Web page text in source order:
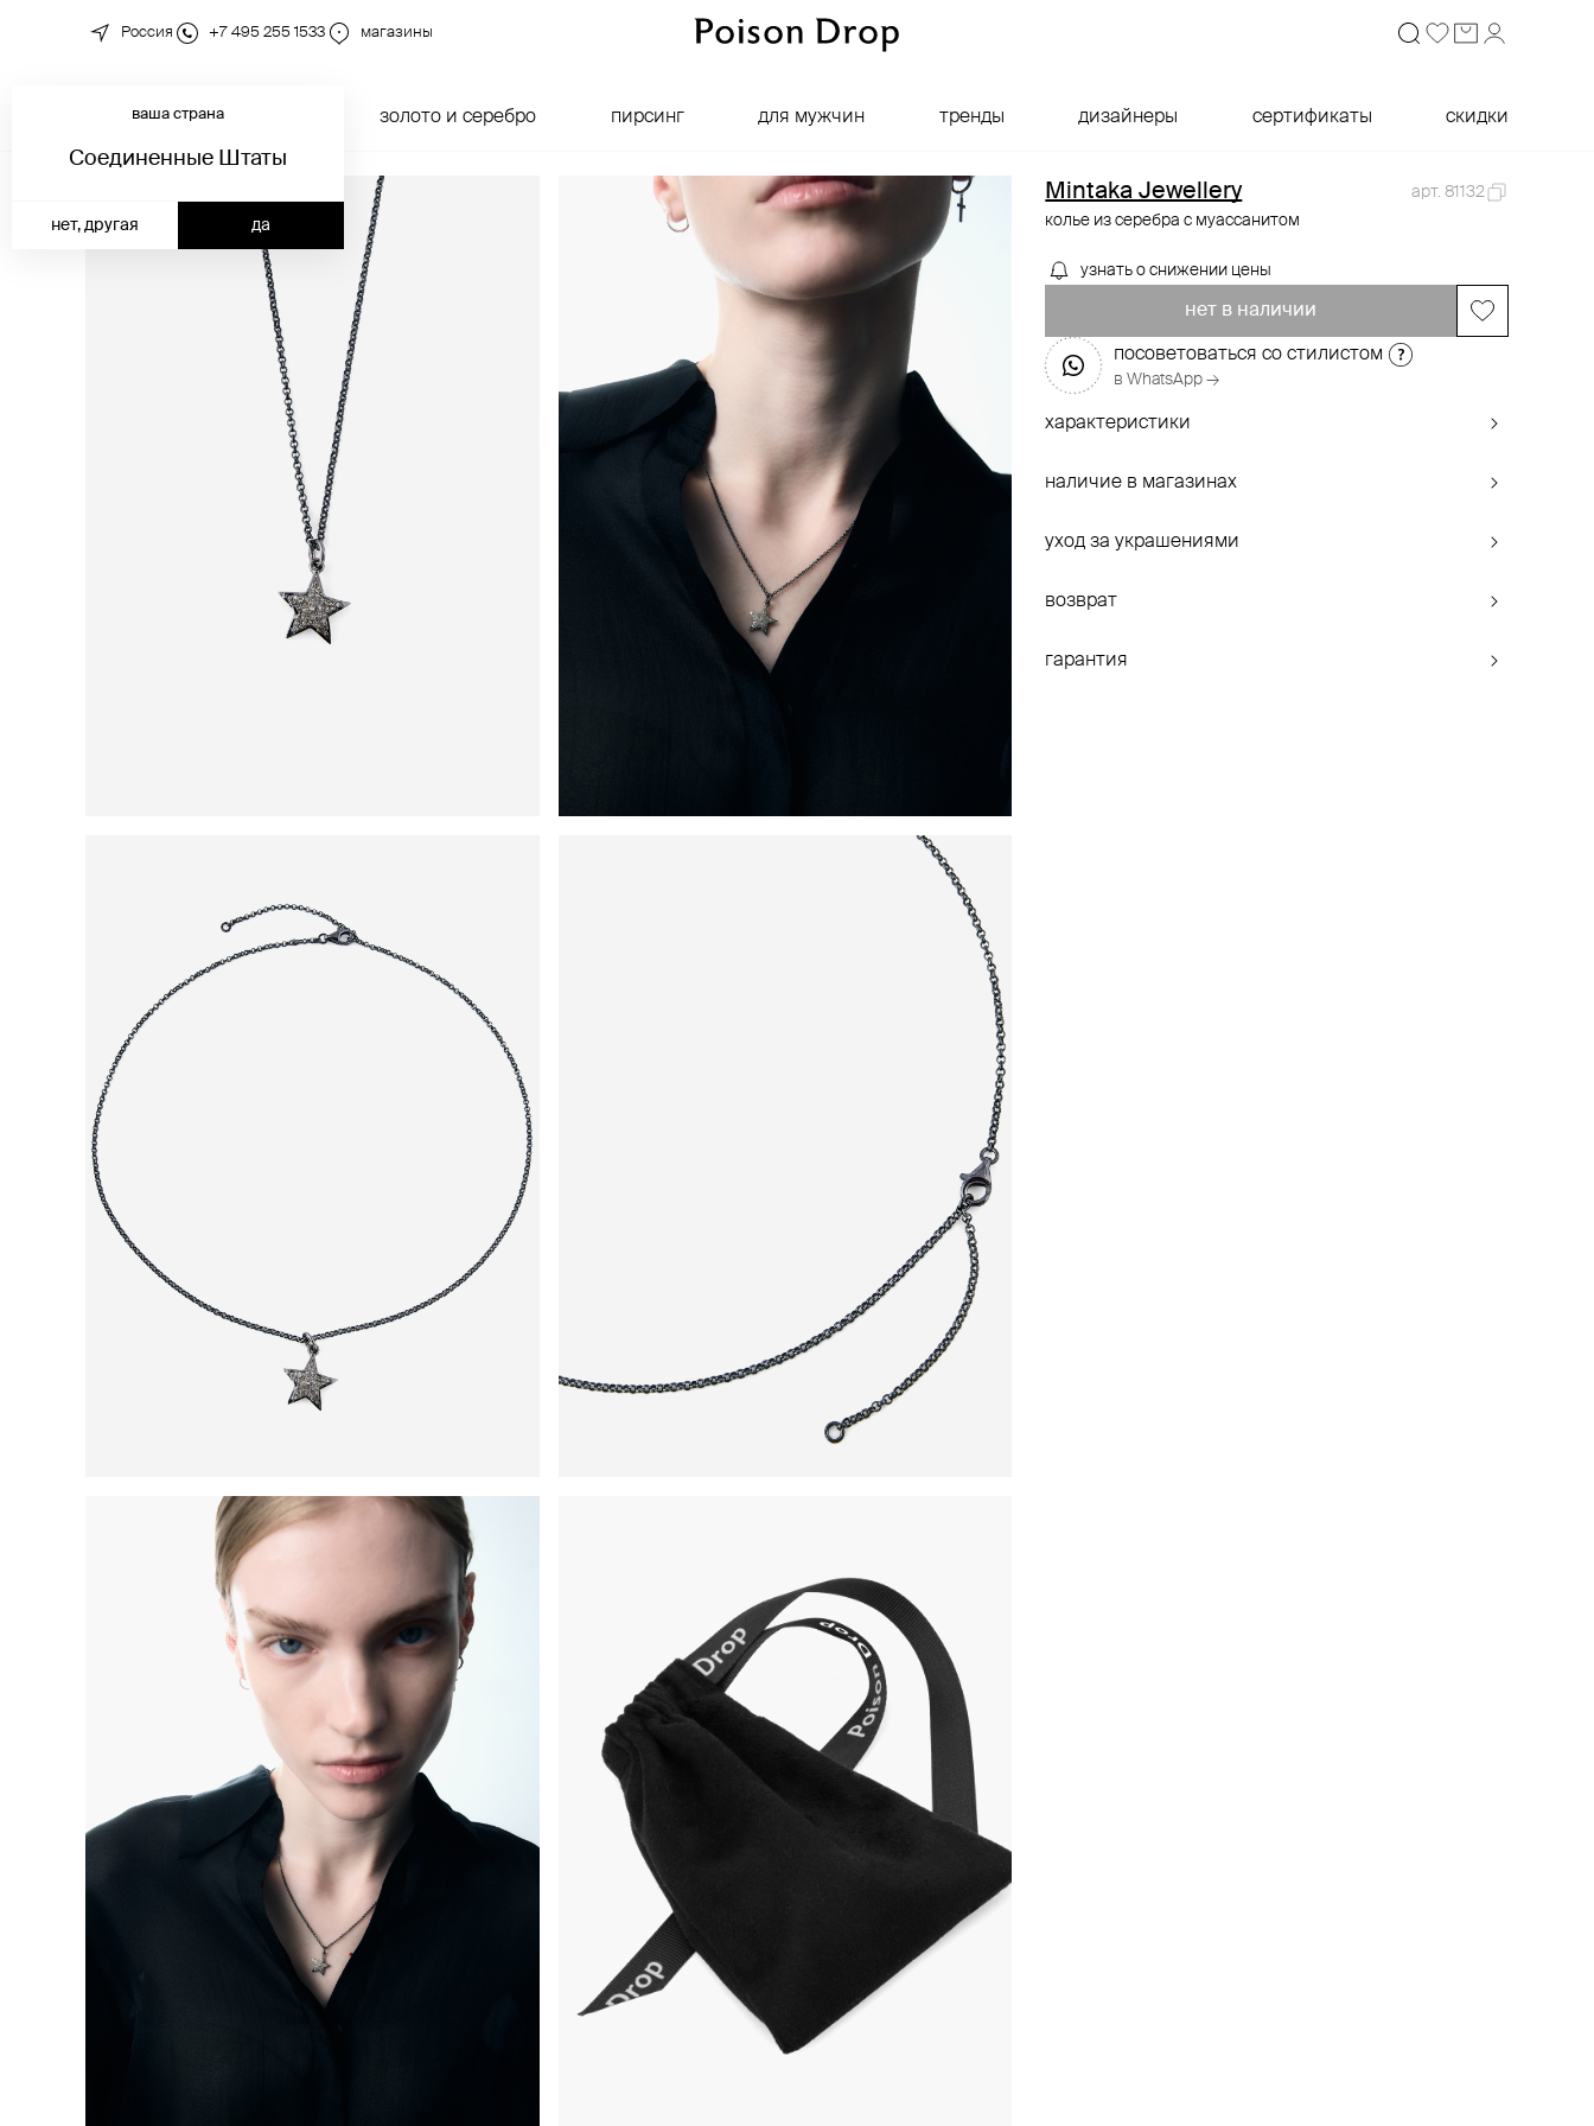
Россия +7 495 255 1533 магазины
новинки золото и серебро пирсинг для мужчин тренды дизайнеры сертификаты скидки
ваша страна
Соединенные Штаты
да
нет, другая
Mintaka Jewellery
арт. 81132
колье из серебра с муассанитом
узнать о снижении цены
нет в наличии
посоветоваться со стилистом
в WhatsApp →
характеристики
наличие в магазинах
уход за украшениями
возврат
гарантия